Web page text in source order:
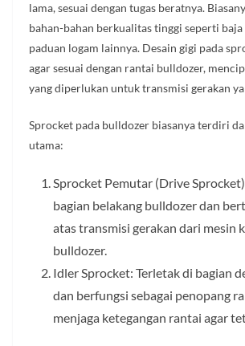
lama, sesuai dengan tugas beratnya.
bahan-bahan berkualitas tinggi seperti
paduan logam lainnya. Desain gigi pada
agar sesuai dengan rantai bulldozer,
yang diperlukan untuk transmisi gerakan
Sprocket pada bulldozer biasanya terdiri
utama:
Sprocket Pemutar (Drive
bagian belakang bulldozer dan
atas transmisi gerakan dari mesin
bulldozer.
Idler Sprocket: Terletak di bagian
dan berfungsi sebagai penopang
menjaga ketegangan rantai agar